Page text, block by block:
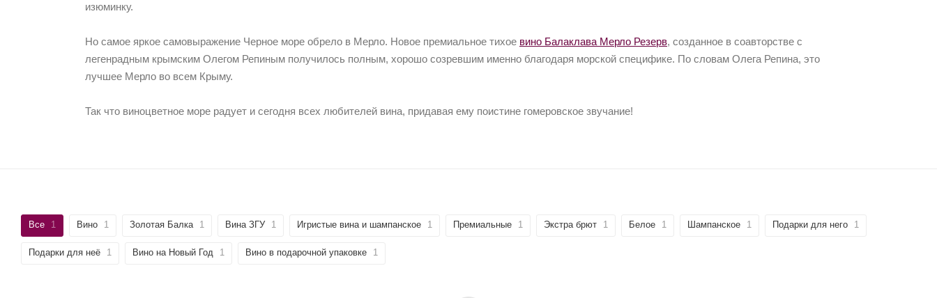
изюминку.
Но самое яркое самовыражение Черное море обрело в Мерло. Новое премиальное тихое вино Балаклава Мерло Резерв, созданное в соавторстве с
легенрадным крымским Олегом Репиным получилось полным, хорошо созревшим именно благодаря морской специфике. По словам Олега Репина, это
лучшее Мерло во всем Крыму.
Так что виноцветное море радует и сегодня всех любителей вина, придавая ему поистине гомеровское звучание!
Все 1 Вино 1 Золотая Балка 1 Вина ЗГУ 1 Игристые вина и шампанское 1 Премиальные 1 Экстра брют 1 Белое 1 Шампанское 1 Подарки для него 1
Подарки для неё 1 Вино на Новый Год 1 Вино в подарочной упаковке 1